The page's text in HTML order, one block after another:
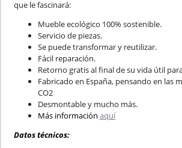
que le fascinará:
Mueble ecológico 100% sostenible.
Servicio de piezas.
Se puede transformar y reutilizar.
Fácil reparación.
Retorno gratis al final de su vida útil
Fabricado en España, pensando en las
CO2
Desmontable y mucho más.
Más información aquí
Datos técnicos: